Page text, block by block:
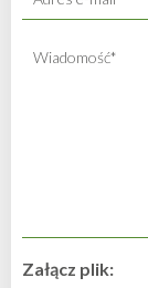
Załącz plik: